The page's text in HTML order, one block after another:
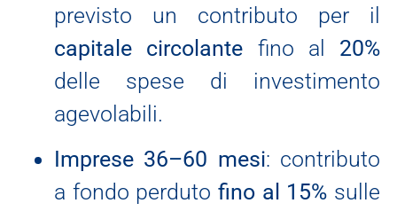
previsto un contributo per il
capitale circolante fino al 20%
delle spese di investimento
agevolabili.
Imprese 36–60 mesi: contributo
a fondo perduto fino al 15% sulle